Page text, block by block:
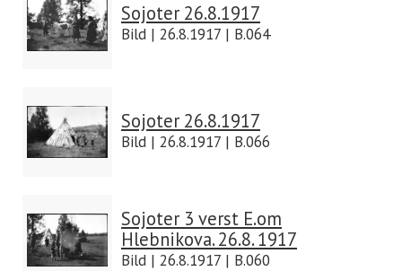
Sojoter 26.8.1917
Bild | 26.8.1917 | B.064
Sojoter 26.8.1917
Bild | 26.8.1917 | B.066
Sojoter 3 verst E.om
Hlebnikova. 26.8. 1917
Bild | 26.8.1917 | B.060